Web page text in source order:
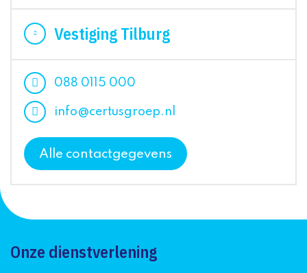
Vestiging Tilburg
088 0115 000
info@certusgroep.nl
Alle contactgegevens
Onze dienstverlening